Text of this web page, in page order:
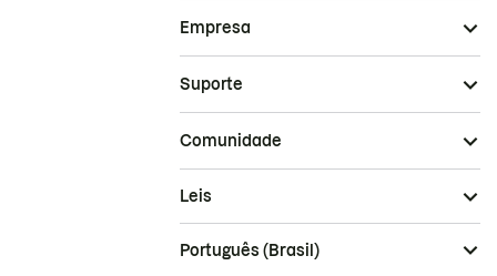
Empresa
Suporte
Comunidade
Leis
Português (Brasil)